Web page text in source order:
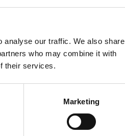
analyse our traffic. We also share
who may combine it with
their services.
Marketing